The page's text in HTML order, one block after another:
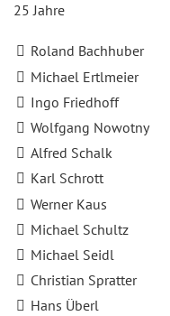
25 Jahre
Roland Bachhuber
Michael Ertlmeier
Ingo Friedhoff
Wolfgang Nowotny
Alfred Schalk
Karl Schrott
Werner Kaus
Michael Schultz
Michael Seidl
Christian Spratter
Hans Überl